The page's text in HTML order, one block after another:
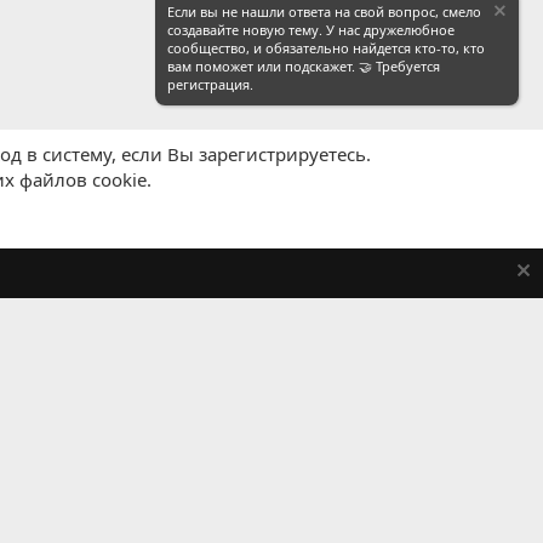
Если вы не нашли ответа на свой вопрос, смело
создавайте новую тему. У нас дружелюбное
сообщество, и обязательно найдется кто-то, кто
вам поможет или подскажет. 🤝 Требуется
регистрация.
в систему, если Вы зарегистрируетесь.
файлов cookie.